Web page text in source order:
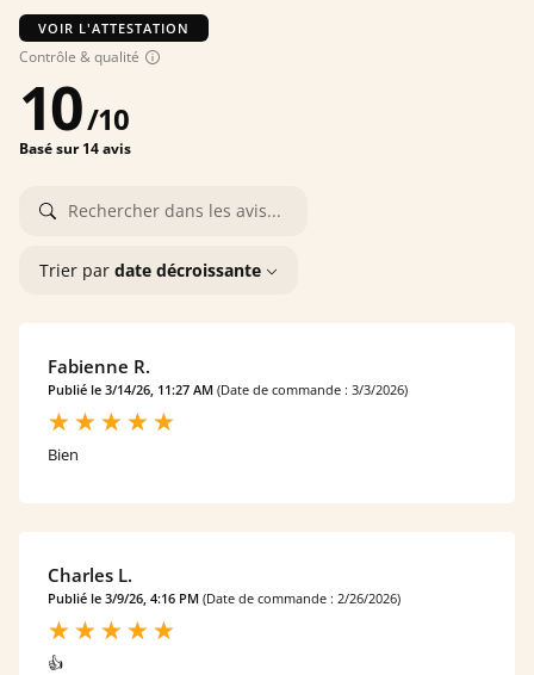
VOIR L'ATTESTATION
Contrôle & qualité
10/10
Basé sur 14 avis
Trier par date décroissante
Fabienne R.
Publié le 3/14/26, 11:27 AM (Date de commande : 3/3/2026)
Bien
Charles L.
Publié le 3/9/26, 4:16 PM (Date de commande : 2/26/2026)
👍